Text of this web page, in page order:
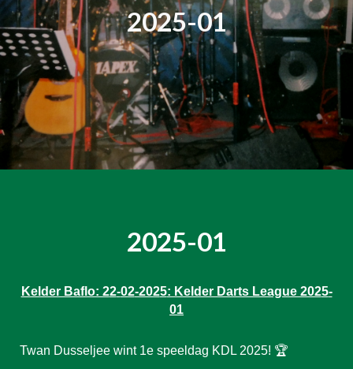
2025-01
2025-01
Kelder Baflo: 22-02-2025: Kelder Darts League 2025-
01
Twan Dusseljee wint 1e speeldag KDL 2025! 🏆